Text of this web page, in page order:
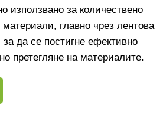
използвано за количествено
главно чрез лентова
да се постигне ефективно
претегляне на материалите.